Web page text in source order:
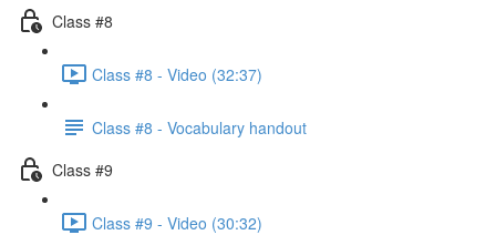
Class #8
Class #8 - Video (32:37)
Class #8 - Vocabulary handout
Class #9
Class #9 - Video (30:32)